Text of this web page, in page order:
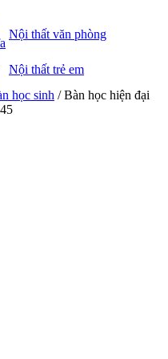
Nội thất văn phòng
Nội thất trẻ em
học sinh / Bàn học hiện đại